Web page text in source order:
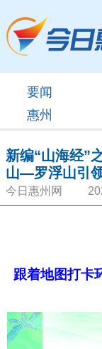
要闻
惠州
新编“山海经”
山—罗浮山引
今日惠州网
跟着地图打卡